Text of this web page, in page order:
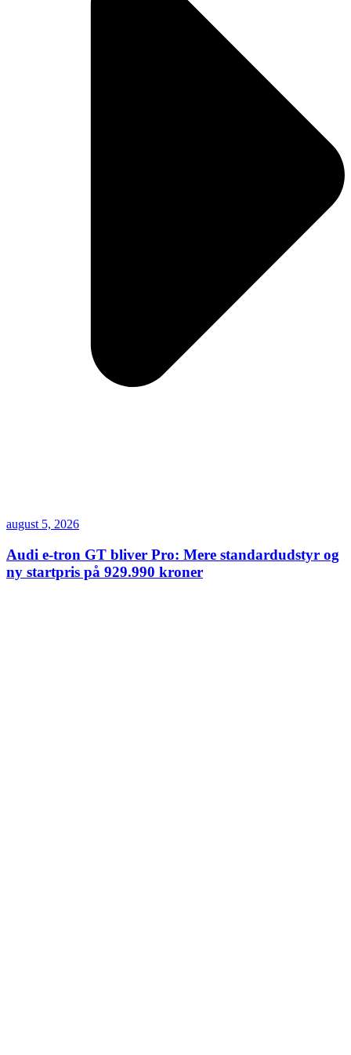
august 5, 2026
Audi e-tron GT bliver Pro: Mere standardudstyr og
ny startpris på 929.990 kroner